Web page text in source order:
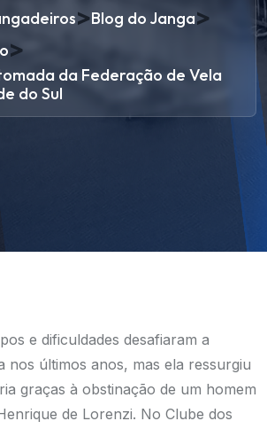
>Blog do Janga>
>
da Federação de Vela
do Sul
e dificuldades desafiaram a
nos últimos anos, mas ela ressurgiu
graças à obstinação de um homem
de Lorenzi. No Clube dos